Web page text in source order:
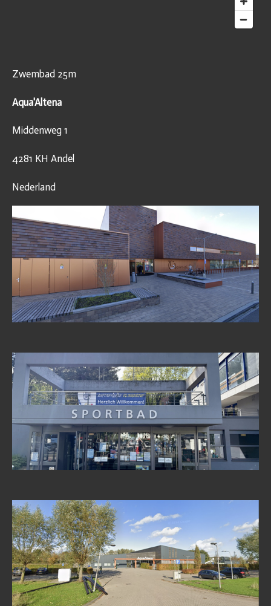
Zwembad 25m
Aqua'Altena
Middenweg 1
4281 KH Andel
Nederland